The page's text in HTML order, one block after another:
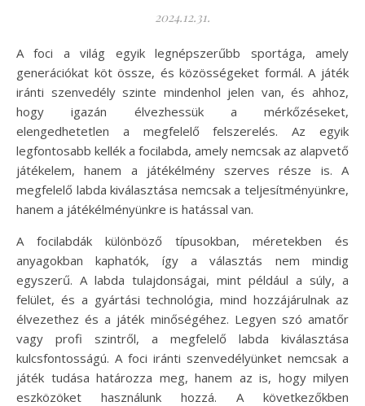
2024.12.31.
A foci a világ egyik legnépszerűbb sportága, amely
generációkat köt össze, és közösségeket formál. A játék
iránti szenvedély szinte mindenhol jelen van, és ahhoz,
hogy igazán élvezhessük a mérkőzéseket,
elengedhetetlen a megfelelő felszerelés. Az egyik
legfontosabb kellék a focilabda, amely nemcsak az alapvető
játékelem, hanem a játékélmény szerves része is. A
megfelelő labda kiválasztása nemcsak a teljesítményünkre,
hanem a játékélményünkre is hatással van.
A focilabdák különböző típusokban, méretekben és
anyagokban kaphatók, így a választás nem mindig
egyszerű. A labda tulajdonságai, mint például a súly, a
felület, és a gyártási technológia, mind hozzájárulnak az
élvezethez és a játék minőségéhez. Legyen szó amatőr
vagy profi szintről, a megfelelő labda kiválasztása
kulcsfontosságú. A foci iránti szenvedélyünket nemcsak a
játék tudása határozza meg, hanem az is, hogy milyen
eszközöket használunk hozzá. A következőkben